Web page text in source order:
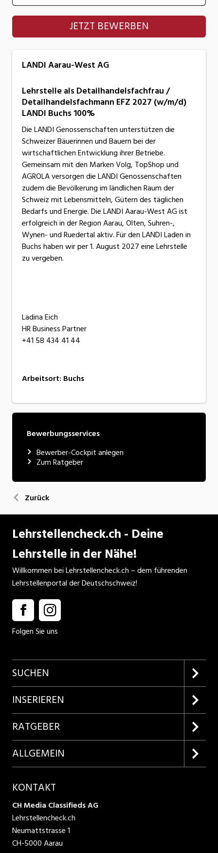
LANDI Aarau-West AG
JETZT BEWERBEN
LANDI Aarau-West AG
Lehrstelle als Detailhandelsfachfrau /
Detailhandelsfachmann EFZ 2027 (w/m/d)
LANDI Buchs 100%
Die LANDI Genossenschaften unterstützen die
Schweizer Bäuerinnen und Bauern bei der
wirtschaftlichen Entwicklung ihrer Betriebe.
Gemeinsam mit den Marken Volg, TopShop und
AGROLA versorgen die LANDI Genossenschaften
zudem die Bevölkerung im ländlichen Raum der
Schweiz mit Lebensmitteln, Gütern des täglichen
Bedarfs und Energie. Die LANDI Aarau-West AG ist
erfolgreich in der Region Aarau, Olten, Suhren-,
Wynen- und Ruedertal aktiv. Für den LANDI Laden in
Buchs haben wir per 1. August 2027 eine Lehrstelle
zu vergeben.
Ladina Eich
HR Business Partner
+41 58 434 41 44
Arbeitsort: Buchs
Bewerbungsservices
Bewerber-Cockpit anlegen
Zum Ratgeber
Zurück
Lehrstellencheck.ch - Deine
Lehrstelle in der Nähe!
Willkommen bei Lehrstellencheck.ch – dem führenden
Lehrstellenportal der Deutschschweiz!
Folgen Sie uns
SUCHEN
Firmenprofile entdecken
Lehrstellen suchen
INSERIEREN
Kundenlogin
Inserieren
Produkte
RATGEBER
Lehrberufe entdecken
ALLGEMEIN
AGB
Datenschutzbestimmungen
Nutzungsbedingungen
KONTAKT
CH Media Classifieds AG
Lehrstellencheck.ch
Neumattstrasse 1
CH-5000 Aarau